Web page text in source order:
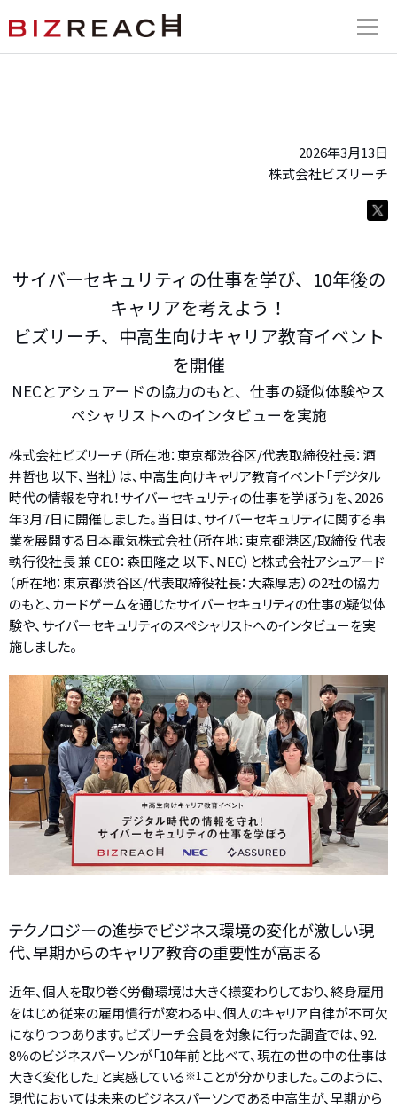
2026年3月13日
株式会社ビズリーチ
サイバーセキュリティの仕事を学び、10年後の
キャリアを考えよう！
ビズリーチ、中高生向けキャリア教育イベント
を開催
NECとアシュアードの協力のもと、仕事の疑似体験やス
ペシャリストへのインタビューを実施
株式会社ビズリーチ（所在地：東京都渋谷区/代表取締役社長：酒
井哲也 以下、当社）は、中高生向けキャリア教育イベント「デジタル
時代の情報を守れ！サイバーセキュリティの仕事を学ぼう」を、2026
年3月7日に開催しました。当日は、サイバーセキュリティに関する事
業を展開する日本電気株式会社（所在地：東京都港区/取締役 代表
執行役社長 兼 CEO：森田隆之 以下、NEC）と株式会社アシュアード
（所在地：東京都渋谷区/代表取締役社長：大森厚志）の2社の協力
のもと、カードゲームを通じたサイバーセキュリティの仕事の疑似体
験や、サイバーセキュリティのスペシャリストへのインタビューを実
施しました。
テクノロジーの進歩でビジネス環境の変化が激しい現
代、早期からのキャリア教育の重要性が高まる
近年、個人を取り巻く労働環境は大きく様変わりしており、終身雇用
をはじめ従来の雇用慣行が変わる中、個人のキャリア自律が不可欠
になりつつあります。ビズリーチ会員を対象に行った調査では、92.
8％のビジネスパーソンが「10年前と比べて、現在の世の中の仕事は
大きく変化した」と実感している※1 ことが分かりました。このように、
現代においては未来のビジネスパーソンである中高生が、早期から